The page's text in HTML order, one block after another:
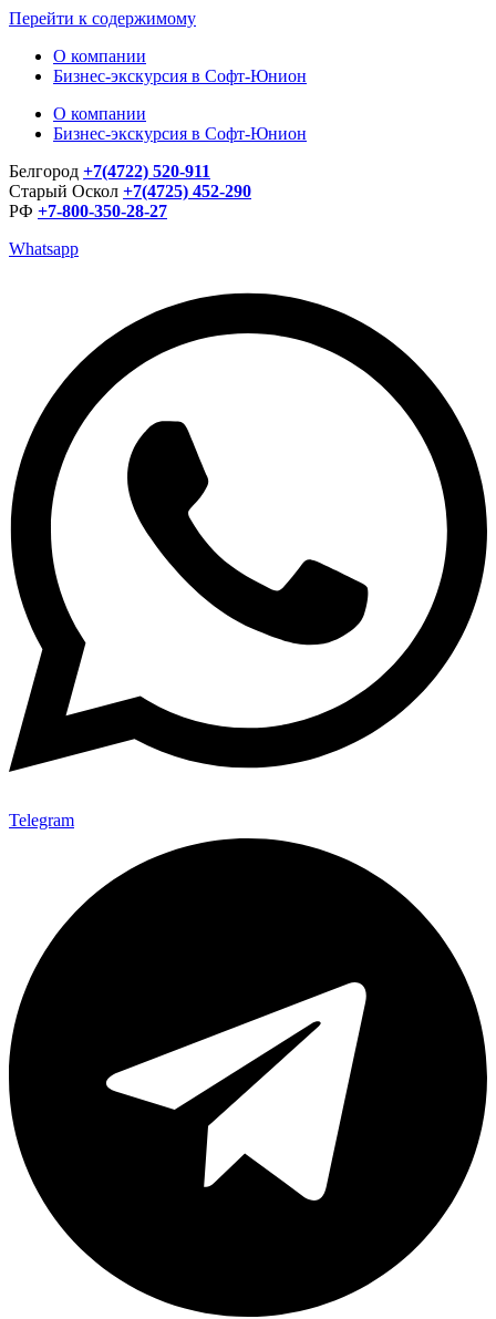
Перейти к содержимому
О компании
Бизнес-экскурсия в Софт-Юнион
О компании
Бизнес-экскурсия в Софт-Юнион
Белгород +7(4722) 520-911
Старый Оскол +7(4725) 452-290
РФ +7-800-350-28-27
Whatsapp
Telegram